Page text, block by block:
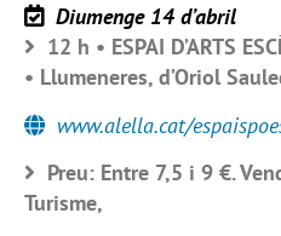
Diumenge 14 d’abril
12 h • ESPAI D’ARTS
• Llumeneres, d’Oriol
www.alella.cat/
Preu: Entre 7,5 i 9 €.
Turisme,